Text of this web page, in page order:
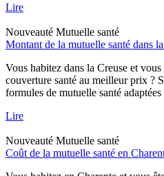
Lire
Nouveauté Mutuelle santé
Montant de la mutuelle santé dans
Vous habitez dans la Creuse et
couverture santé au meilleur prix ?
formules de mutuelle santé
Lire
Nouveauté Mutuelle santé
Coût de la mutuelle santé en